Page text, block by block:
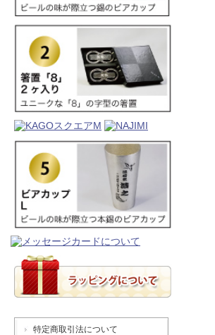
特定商取引法について